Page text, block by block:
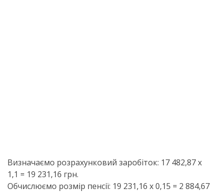
Визначаємо розрахунковий заробіток: 17 482,87 х
1,1 = 19 231,16 грн.
Обчислюємо розмір пенсії: 19 231,16 х 0,15 = 2 884,67